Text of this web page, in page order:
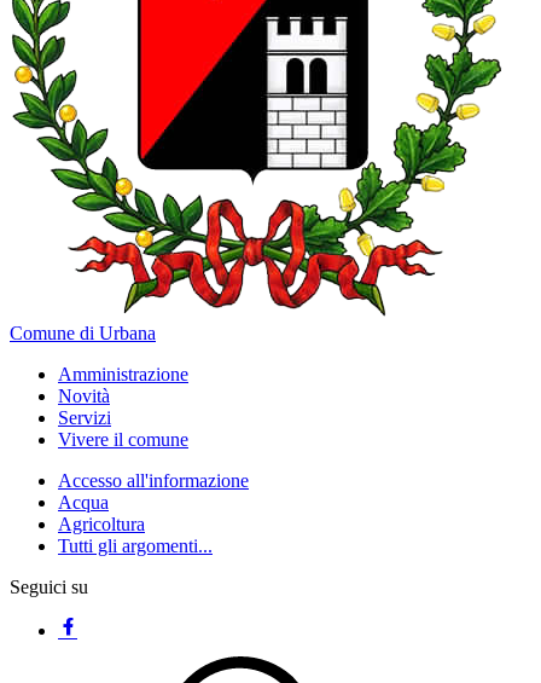
Comune di Urbana
Amministrazione
Novità
Servizi
Vivere il comune
Accesso all'informazione
Acqua
Agricoltura
Tutti gli argomenti...
Seguici su